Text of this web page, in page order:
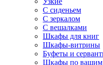
С сиденьем
С зеркалом
С вешалками
Шкафы для книг
Шкафы-витрины
Буфеты и
Шкафы по вашим